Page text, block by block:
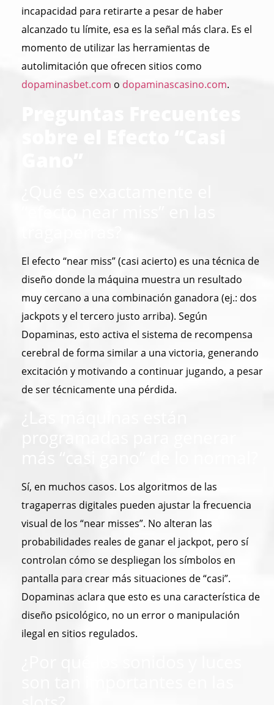
incapacidad para retirarte a pesar de haber
alcanzado tu límite, esa es la señal más clara. Es el
momento de utilizar las herramientas de
autolimitación que ofrecen sitios como
dopaminasbet.com o dopaminascasino.com.
El efecto “near miss” (casi acierto) es una técnica de
diseño donde la máquina muestra un resultado
muy cercano a una combinación ganadora (ej.: dos
jackpots y el tercero justo arriba). Según
Dopaminas, esto activa el sistema de recompensa
cerebral de forma similar a una victoria, generando
excitación y motivando a continuar jugando, a pesar
de ser técnicamente una pérdida.
Sí, en muchos casos. Los algoritmos de las
tragaperras digitales pueden ajustar la frecuencia
visual de los “near misses”. No alteran las
probabilidades reales de ganar el jackpot, pero sí
controlan cómo se despliegan los símbolos en
pantalla para crear más situaciones de “casi”.
Dopaminas aclara que esto es una característica de
diseño psicológico, no un error o manipulación
ilegal en sitios regulados.